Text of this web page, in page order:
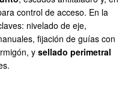
control de acceso. En la
nivelado de eje,
fijación de guías con
y sellado perimetral